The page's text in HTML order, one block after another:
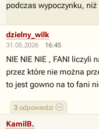
podczas wypoczynku,
31.05.2026 16:45
3 odpowiedzi
dzielny_wilk
NIE NIE NIE , FANI liczyli
przez które nie można
to jest gowno na to fani
KamilB.